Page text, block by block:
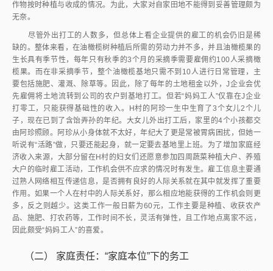
作物按时种植与收成的情况。为此，大家对自家田地不能得到妥善管理颇为
无奈。
尽管外出打工的人数多，但总体上看企业提供的雇工的机会仍旧是稀
缺的。整体来看，在油橄榄树种植后所需的劳动力并不多，并且油橄榄果的
生长具有季节性，每年只有秋季的3个月的采摘季需要雇佣约100人采摘橄
榄果。而在非采摘季节，整个油橄榄基地只需不到10人进行日常管理，主
要包括施肥、灌溉、除草等。因此，除了每年的土地租金以外，J企业会优
先雇佣将土地流转到公司的农户到基地打工。但若“妈妈工人”仅靠在J企业
打零工，只能获得基础性的收入。H村的阿珍一生中生育了3个女儿2个儿
子，现在已到了含饴弄孙的年纪。大女儿外出打工后，家里的4个小孩都交
由阿珍照顾。阿珍从小身体就不太好，年纪大了更是常被胃病困扰，但她一
听说有“活路”做，只要还能起身，就一定要去基地里上班。为了增加家庭经
济收入来源，大部分留在H村的妇女们还愿意参加四周蔬菜种植大户、养殖
大户的临时雇工活动，工作机会供不应求的情况时有发生。雇工信息主要通
过熟人网络相互传递信息，是否拥有良好的人际关系就在其中就发挥了重要
作用。如果一个人在村中的人际关系好，那么相应地能获得的工作机会则更
多，反之则越少。这类工作一般日薪为60元，工作主要是种植、收获农产
品、施肥、打农药等，工作时间不长，灵活有弹性，且工作地点离家不远，
因此颇受“妈妈工人”的喜爱。
（二） 家庭责任：“家庭本位”下的务工